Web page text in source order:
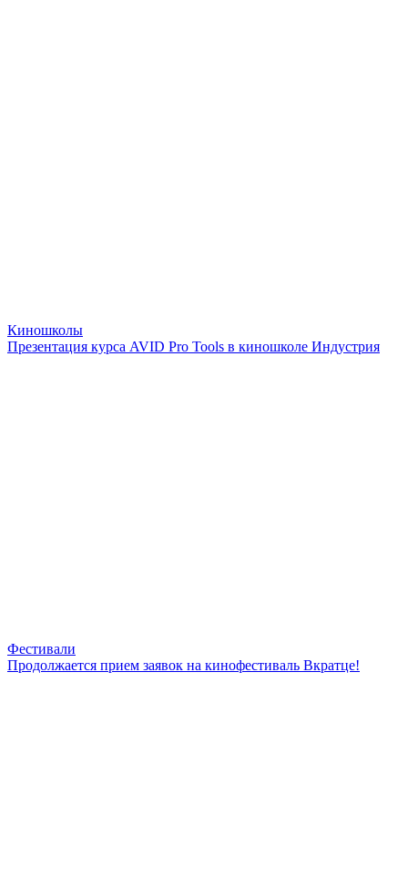
Киношколы
Презентация курса AVID Pro Tools в киношколе Индустрия
Фестивали
Продолжается прием заявок на кинофестиваль Вкратце!